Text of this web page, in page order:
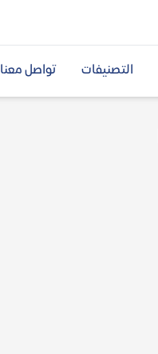
التصنيفات تواصل معنا